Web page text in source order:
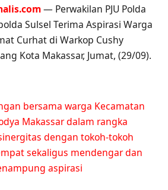
— Perwakilan PJU Polda
Sulsel Terima Aspirasi Warga
Curhat di Warkop Cushy
Kota Makassar, Jumat, (29/09).
bersama warga Kecamatan
Makassar dalam rangka
dengan tokoh-tokoh
sekaligus mendengar dan
aspirasi